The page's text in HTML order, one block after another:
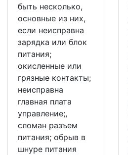
быть несколько,
основные из них,
если неисправна
зарядка или блок
питания;
окисленные или
грязные контакты;
неисправна
главная плата
управление;,
сломан разъем
питания; обрыв в
шнуре питания